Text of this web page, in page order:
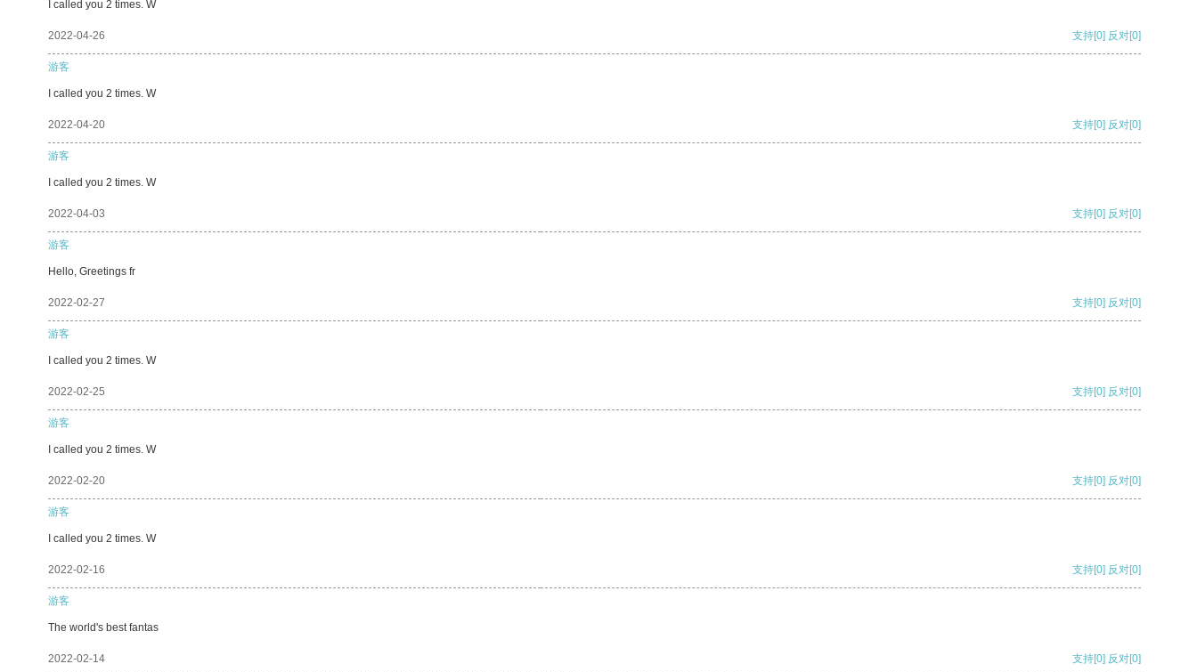
I called you 2 times. W
2022-04-26 支持[0] 反对[0]
游客
I called you 2 times. W
2022-04-20 支持[0] 反对[0]
游客
I called you 2 times. W
2022-04-03 支持[0] 反对[0]
游客
Hello, Greetings fr
2022-02-27 支持[0] 反对[0]
游客
I called you 2 times. W
2022-02-25 支持[0] 反对[0]
游客
I called you 2 times. W
2022-02-20 支持[0] 反对[0]
游客
I called you 2 times. W
2022-02-16 支持[0] 反对[0]
游客
The world's best fantas
2022-02-14 支持[0] 反对[0]